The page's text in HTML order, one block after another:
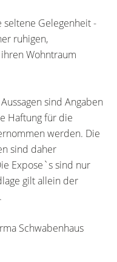
seltene Gelegenheit -
ruhigen,
Wohntraum
sind Angaben
Haftung für die
werden. Die
sind daher
Expose`s sind nur
gilt allein der
Schwabenhaus